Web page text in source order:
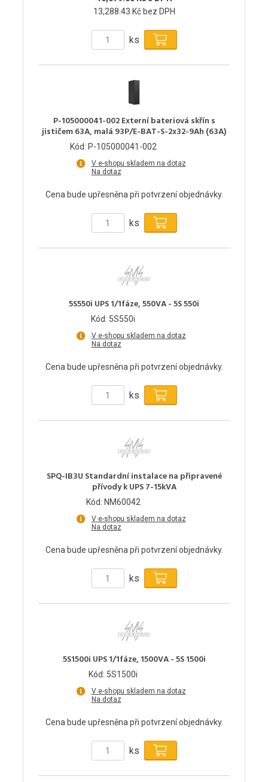
13,288.43 Kč bez DPH
ks
P-105000041-002 Externí bateriová skřín s
jističem 63A, malá 93P/E-BAT-S-2x32-9Ah (63A)
Kód: P-105000041-002
V e-shopu skladem na dotaz
Na dotaz
Cena bude upřesněna při potvrzení objednávky.
ks
5S550i UPS 1/1fáze, 550VA - 5S 550i
Kód: 5S550i
V e-shopu skladem na dotaz
Na dotaz
Cena bude upřesněna při potvrzení objednávky.
ks
SPQ-IB3U Standardní instalace na připravené
přívody k UPS 7-15kVA
Kód: NM60042
V e-shopu skladem na dotaz
Na dotaz
Cena bude upřesněna při potvrzení objednávky.
ks
5S1500i UPS 1/1fáze, 1500VA - 5S 1500i
Kód: 5S1500i
V e-shopu skladem na dotaz
Na dotaz
Cena bude upřesněna při potvrzení objednávky.
ks